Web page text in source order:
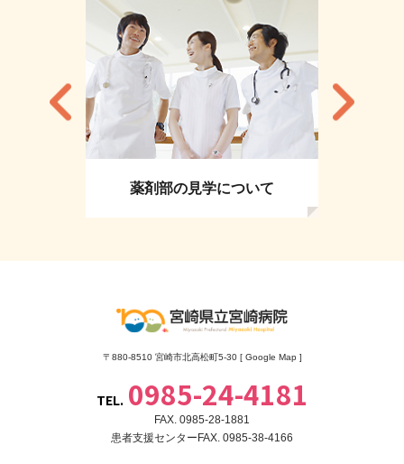
薬剤部の見学について
〒880-8510 宮崎市北高松町5-30 [ Google Map]
TEL. 0985-24-4181
FAX. 0985-28-1881
患者支援センターFAX. 0985-38-4166